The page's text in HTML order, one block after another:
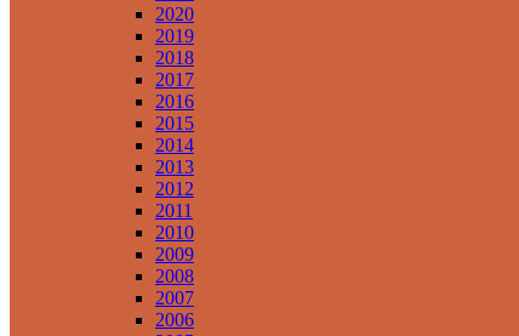
2020
2019
2018
2017
2016
2015
2014
2013
2012
2011
2010
2009
2008
2007
2006